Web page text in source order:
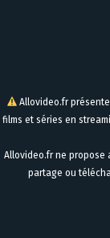
Allovideo.fr
films et séries en
Allovideo.fr ne propose
partage ou